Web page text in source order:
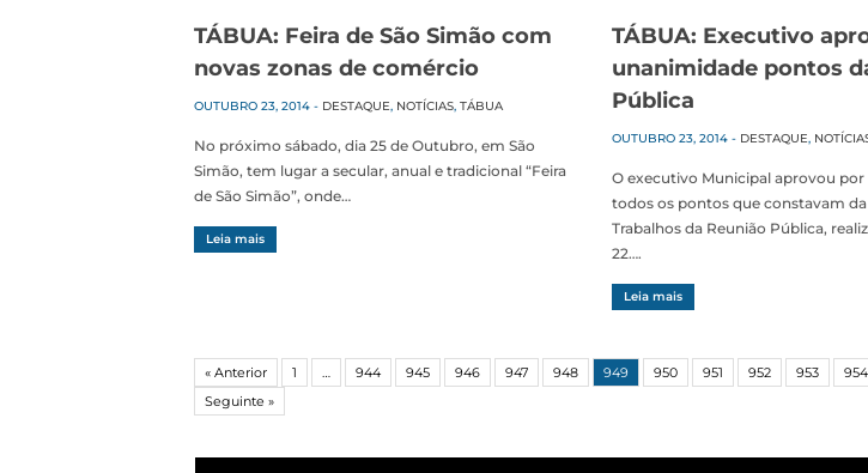
TÁBUA: Feira de São Simão com
novas zonas de comércio
OUTUBRO 23, 2014 - DESTAQUE, NOTÍCIAS, TÁBUA
No próximo sábado, dia 25 de Outubro, em São
Simão, tem lugar a secular, anual e tradicional “Feira
de São Simão”, onde…
Leia mais
TÁBUA: Executivo
unanimidade pontos
Pública
OUTUBRO 23, 2014 - DESTAQUE,
O executivo Municipal aprovou
todos os pontos que constavam
Trabalhos da Reunião Pública,
22….
Leia mais
« Anterior 1 … 944 945 946 947 948 949 950 951 952 953 954
Seguinte »